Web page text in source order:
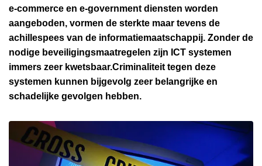
e-commerce en e-government diensten worden
aangeboden, vormen de sterkte maar tevens de
achillespees van de informatiemaatschappij. Zonder de
nodige beveiligingsmaatregelen zijn ICT systemen
immers zeer kwetsbaar.Criminaliteit tegen deze
systemen kunnen bijgevolg zeer belangrijke en
schadelijke gevolgen hebben.